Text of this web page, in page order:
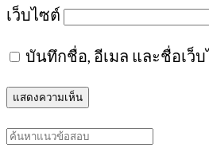
เว็บไซต์
บันทึกชื่อ, อีเมล และชื่อเว็